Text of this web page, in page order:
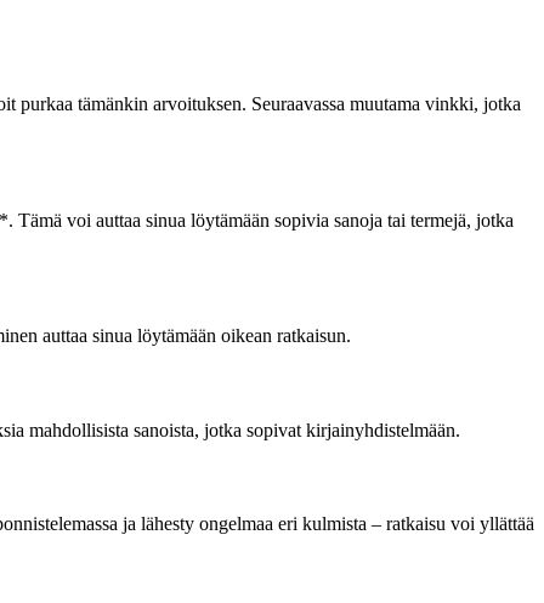
purkaa tämänkin arvoituksen. Seuraavassa muutama vinkki, jotka
voi auttaa sinua löytämään sopivia sanoja tai termejä, jotka
auttaa sinua löytämään oikean ratkaisun.
mahdollisista sanoista, jotka sopivat kirjainyhdistelmään.
ja lähesty ongelmaa eri kulmista – ratkaisu voi yllättää